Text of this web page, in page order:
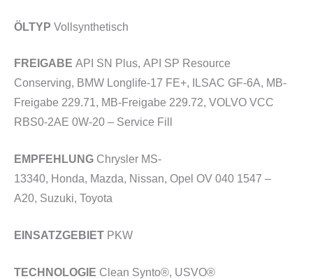
ÖLTYP Vollsynthetisch
FREIGABE API SN Plus, API SP Resource
Conserving, BMW Longlife-17 FE+, ILSAC GF-6A, MB-
Freigabe 229.71, MB-Freigabe 229.72, VOLVO VCC
RBS0-2AE 0W-20 – Service Fill
EMPFEHLUNG Chrysler MS-
13340, Honda, Mazda, Nissan, Opel OV 040 1547 –
A20, Suzuki, Toyota
EINSATZGEBIET PKW
TECHNOLOGIE Clean Synto®, USVO®